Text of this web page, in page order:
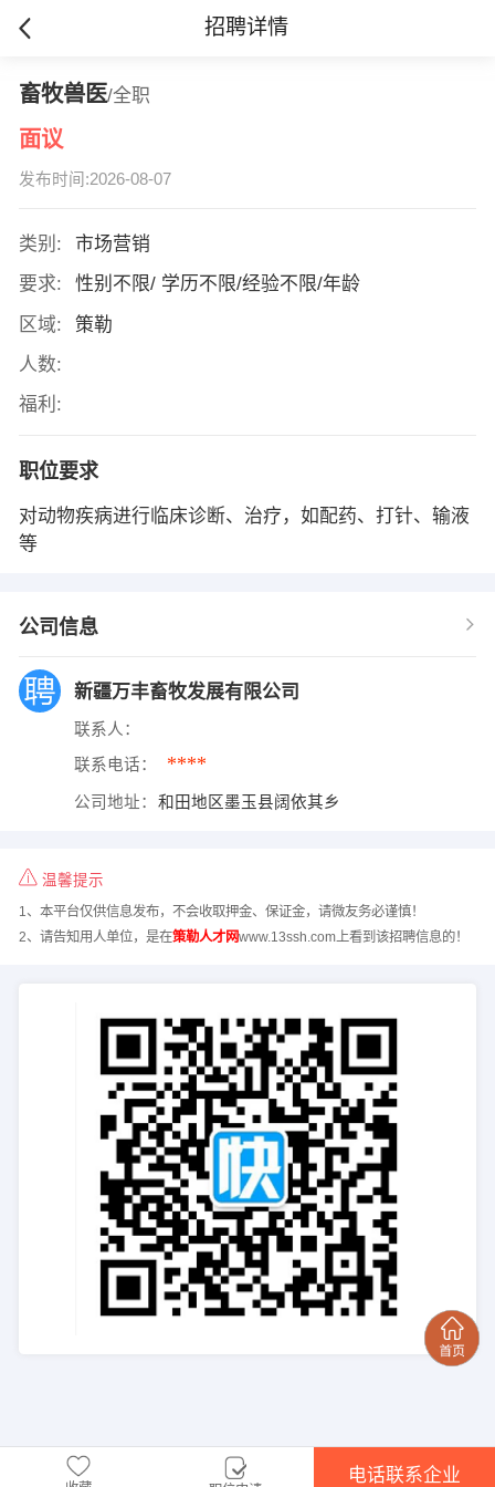
招聘详情
畜牧兽医/全职
面议
发布时间:2026-08-07
类别:
市场营销
要求:
性别不限/ 学历不限/经验不限/年龄
区域:
策勒
人数:
福利:
职位要求
对动物疾病进行临床诊断、治疗，如配药、打针、输液
等
公司信息
新疆万丰畜牧发展有限公司
联系人：
联系电话： ****
公司地址： 和田地区墨玉县阔依其乡
温馨提示
1、本平台仅供信息发布，不会收取押金、保证金，请微友务必谨慎！
2、请告知用人单位，是在策勒人才网www.13ssh.com上看到该招聘信息的！
电话联系企业